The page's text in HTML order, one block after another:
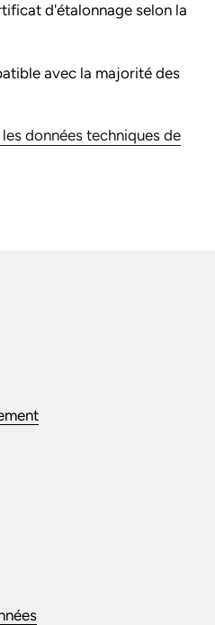
d'étalonnage selon la
avec la majorité des
données techniques de